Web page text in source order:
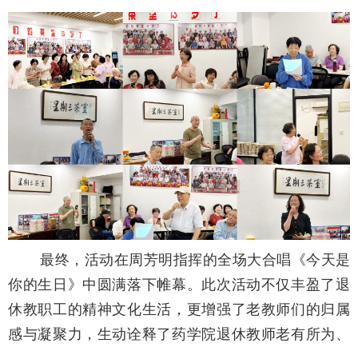
最终，活动在周芳明指挥的全场大合唱《今天是
你的生日》中圆满落下帷幕。此次活动不仅丰盈了退
休教职工的精神文化生活，更增强了老教师们的归属
感与凝聚力，生动诠释了药学院退休教师老有所为、